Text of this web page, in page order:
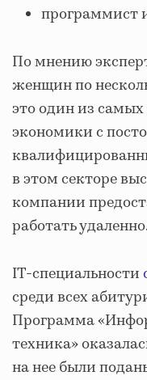
программист
По мнению
женщин по
это один из
экономики с
в этом секторе
компании
работать
IT-специальности
среди всех
Программа
техника»
на нее были